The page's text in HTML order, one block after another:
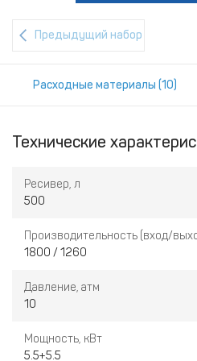
Предыдущий набор
Расходные материалы (10)
Технические
Ресивер, л
500
Производительность (вход/
1800 / 1260
Давление, атм
10
Мощность, кВт
5.5+5.5